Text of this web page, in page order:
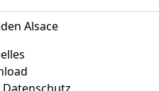
Alsace